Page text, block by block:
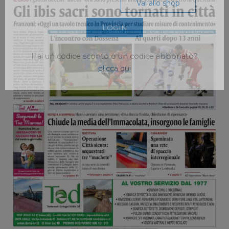
Vai allo shop
LOGIN
Hai un codice sconto o un codice abbonato?
clicca qui